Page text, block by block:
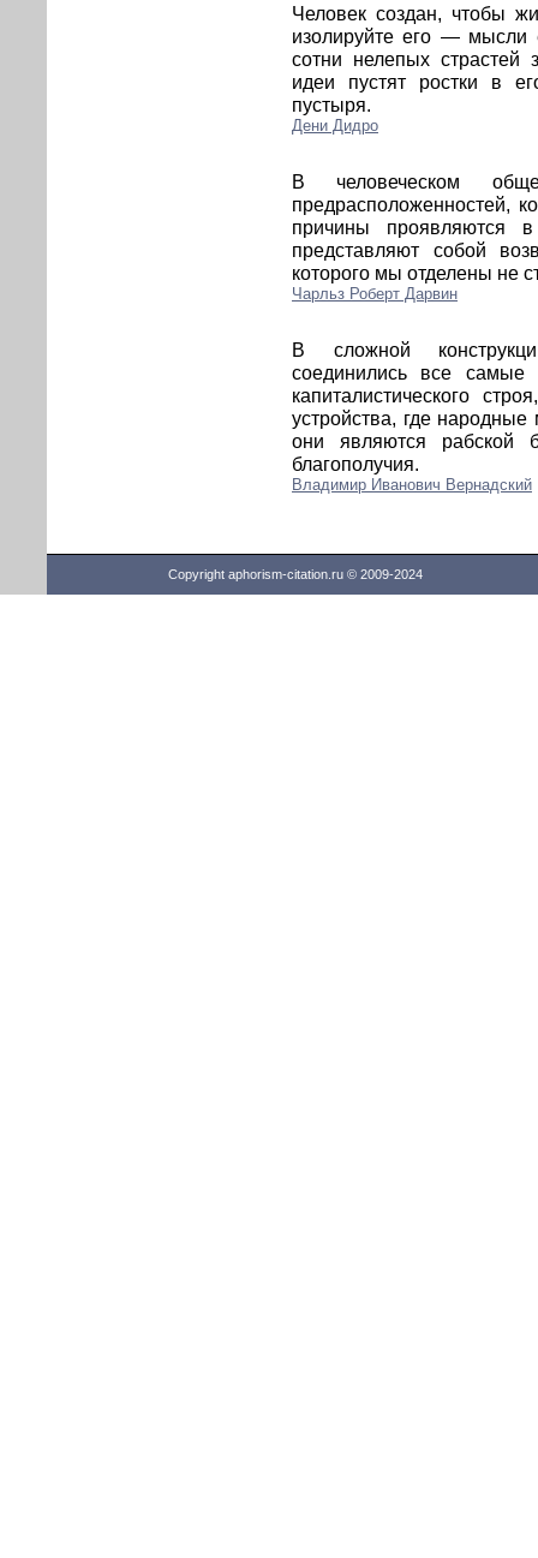
Человек создан, чтобы
изолируйте его — мысли
сотни нелепых страстей
идеи пустят ростки в
пустыря.
Дени Дидро
В человеческом
предрасположенностей,
причины проявляются
представляют собой
которого мы отделены не
Чарльз Роберт Дарвин
В сложной
соединились все самые
капиталистического
устройства, где
они являются рабской
благополучия.
Владимир Иванович Вернадский
Copyright aphorism-citation.ru © 2009-2024